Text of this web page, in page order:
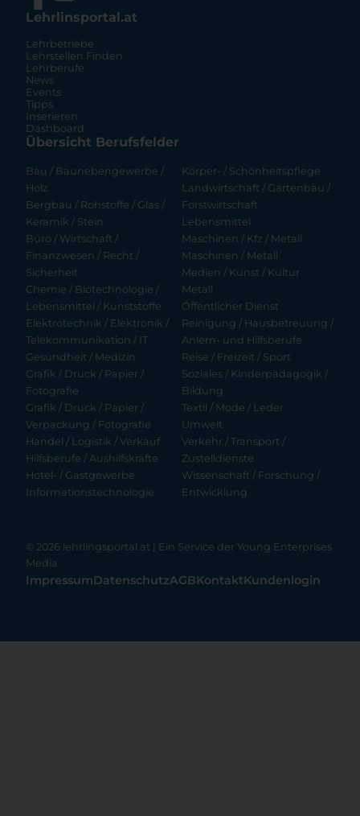
Lehrlinsportal.at
Lehrbetriebe
Lehrstellen Finden
Lehrberufe
News
Events
Tipps
Inserieren
Dashboard
Übersicht Berufsfelder
Bau / Baunebengewerbe /
Holz
Bergbau / Rohstoffe / Glas /
Keramik / Stein
Büro / Wirtschaft /
Finanzwesen / Recht /
Sicherheit
Chemie / Biotechnologie /
Lebensmittel / Kunststoffe
Elektrotechnik / Elektronik /
Telekommunikation / IT
Gesundheit / Medizin
Grafik / Druck / Papier /
Fotografie
Grafik / Druck / Papier /
Verpackung / Fotografie
Handel / Logistik / Verkauf
Hilfsberufe / Aushilfskräfte
Hotel- / Gastgewerbe
Informationstechnologie
Körper- / Schönheitspflege
Landwirtschaft / Gartenbau /
Forstwirtschaft
Lebensmittel
Maschinen / Kfz / Metall
Maschinen / Metall
Medien / Kunst / Kultur
Metall
Öffentlicher Dienst
Reinigung / Hausbetreuung /
Anlern- und Hilfsberufe
Reise / Freizeit / Sport
Soziales / Kinderpädagogik /
Bildung
Textil / Mode / Leder
Umwelt
Verkehr / Transport /
Zustelldienste
Wissenschaft / Forschung /
Entwicklung
© 2026 lehrlingsportal.at | Ein Service der Young Enterprises
Media
ImpressumDatenschutzAGBKontaktKundenlogin